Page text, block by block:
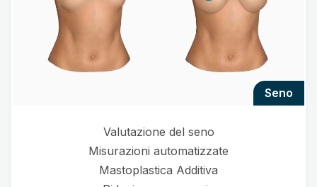
seno
Valutazione del seno
Misurazioni automatizzate
Mastoplastica Additiva